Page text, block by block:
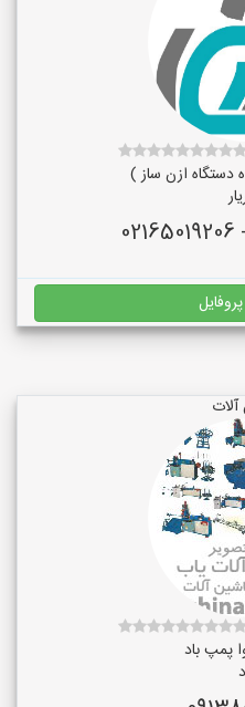
دستگاه ازن ساز )
پمپ باد